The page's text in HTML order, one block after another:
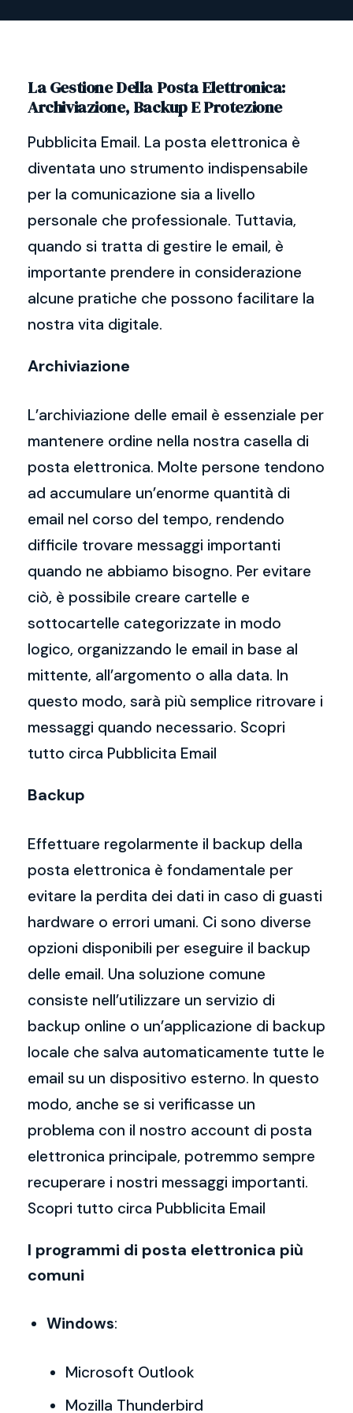
La Gestione Della Posta Elettronica:
Archiviazione, Backup E Protezione
Pubblicita Email. La posta elettronica è
diventata uno strumento indispensabile
per la comunicazione sia a livello
personale che professionale. Tuttavia,
quando si tratta di gestire le email, è
importante prendere in considerazione
alcune pratiche che possono facilitare la
nostra vita digitale.
Archiviazione
L’archiviazione delle email è essenziale per
mantenere ordine nella nostra casella di
posta elettronica. Molte persone tendono
ad accumulare un’enorme quantità di
email nel corso del tempo, rendendo
difficile trovare messaggi importanti
quando ne abbiamo bisogno. Per evitare
ciò, è possibile creare cartelle e
sottocartelle categorizzate in modo
logico, organizzando le email in base al
mittente, all’argomento o alla data. In
questo modo, sarà più semplice ritrovare i
messaggi quando necessario. Scopri
tutto circa Pubblicita Email
Backup
Effettuare regolarmente il backup della
posta elettronica è fondamentale per
evitare la perdita dei dati in caso di guasti
hardware o errori umani. Ci sono diverse
opzioni disponibili per eseguire il backup
delle email. Una soluzione comune
consiste nell’utilizzare un servizio di
backup online o un’applicazione di backup
locale che salva automaticamente tutte le
email su un dispositivo esterno. In questo
modo, anche se si verificasse un
problema con il nostro account di posta
elettronica principale, potremmo sempre
recuperare i nostri messaggi importanti.
Scopri tutto circa Pubblicita Email
I programmi di posta elettronica più
comuni
Windows:
Microsoft Outlook
Mozilla Thunderbird